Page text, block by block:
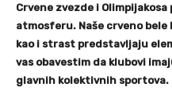
Crvene zvezde i
atmosferu. Naše crveno
kao i strast predstavljaju
vas obavestim da klubovi
glavnih kolektivnih